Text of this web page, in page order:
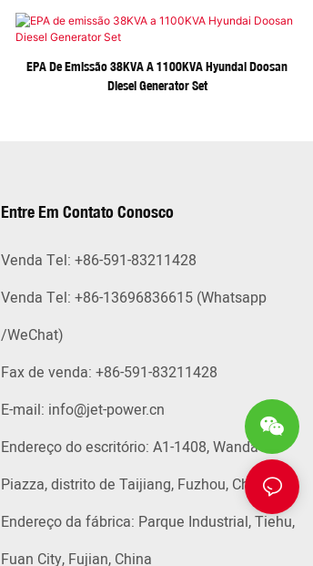
EPA De Emissão 38KVA A 1100KVA Hyundai Doosan
Diesel Generator Set
Entre Em Contato Conosco
Venda Tel: +86-591-83211428
Venda Tel: +86-13696836615 (Whatsapp
/WeChat)
Fax de venda: +86-591-83211428
E-mail: info@jet-power.cn
Endereço do escritório: A1-1408, Wanda
Piazza, distrito de Taijiang, Fuzhou, China
Endereço da fábrica: Parque Industrial, Tiehu,
Fuan City, Fujian, China